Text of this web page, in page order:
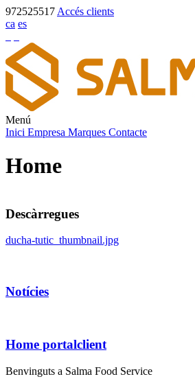
972525517 Accés clients
ca es
Menú
Inici Empresa Marques Contacte
Home
Descàrregues
ducha-tutic_thumbnail.jpg
Notícies
Home portalclient
Benvinguts a Salma Food Service